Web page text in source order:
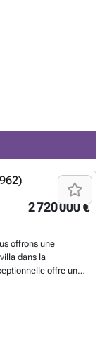
2 720 000 €
offrons une
dans la
offre une
villa exclusive
salles de bains